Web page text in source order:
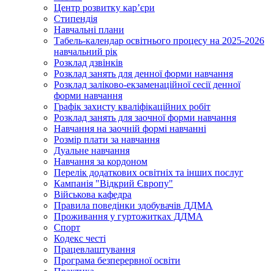
Центр розвитку кар’єри
Стипендія
Навчальні плани
Табель-календар освітнього процесу на 2025-2026
навчальний рік
Розклад дзвінків
Розклад занять для денної форми навчання
Розклад заліково-екзаменаційної сесії денної
форми навчання
Графік захисту кваліфікаційних робіт
Розклад занять для заочної форми навчання
Навчання на заочній формі навчанні
Розмір плати за навчання
Дуальне навчання
Навчання за кордоном
Перелік додаткових освітніх та інших послуг
Кампанія "Відкрий Європу"
Військова кафедра
Правила поведінки здобувачів ДДМА
Проживання у гуртожитках ДДМА
Спорт
Кодекс честі
Працевлаштування
Програма безперервної освіти